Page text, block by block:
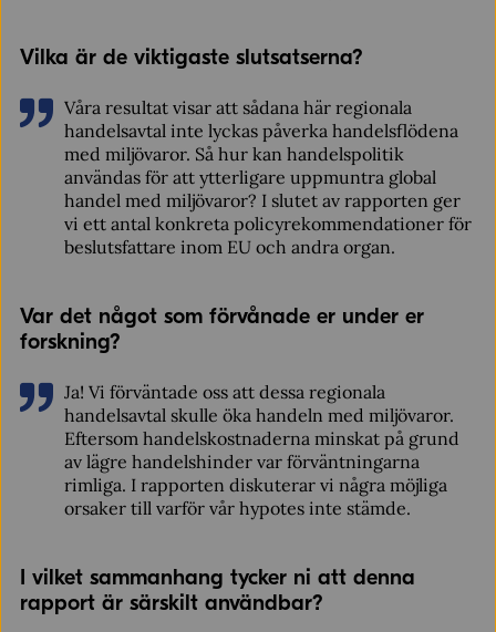
Vilka är de viktigaste slutsatserna?
Våra resultat visar att sådana här regionala
handelsavtal inte lyckas påverka handelsflödena
med miljövaror. Så hur kan handelspolitik
användas för att ytterligare uppmuntra global
handel med miljövaror? I slutet av rapporten ger
vi ett antal konkreta policyrekommendationer för
beslutsfattare inom EU och andra organ.
Var det något som förvånade er under er
forskning?
Ja! Vi förväntade oss att dessa regionala
handelsavtal skulle öka handeln med miljövaror.
Eftersom handelskostnaderna minskat på grund
av lägre handelshinder var förväntningarna
rimliga. I rapporten diskuterar vi några möjliga
orsaker till varför vår hypotes inte stämde.
I vilket sammanhang tycker ni att denna
rapport är särskilt användbar?